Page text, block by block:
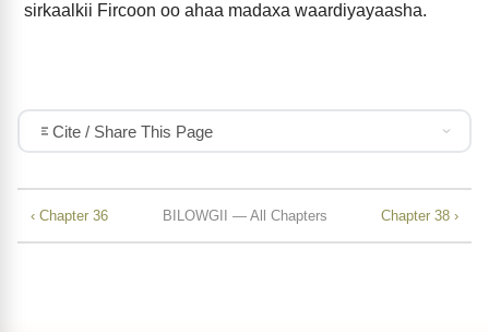
sirkaalkii Fircoon oo ahaa madaxa waardiyayaasha.
Cite / Share This Page
‹ Chapter 36 BILOWGII — All Chapters Chapter 38 ›